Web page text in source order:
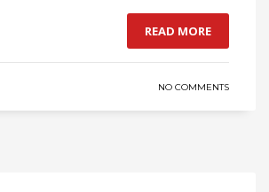
READ MORE
NO COMMENTS